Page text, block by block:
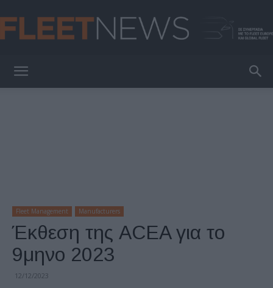
Fleet Management Manufacturers
Έκθεση της ACEA για το
9μηνο 2023
12/12/2023